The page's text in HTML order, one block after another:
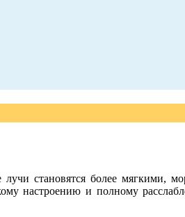
становятся более мягкими,
настроению и полному